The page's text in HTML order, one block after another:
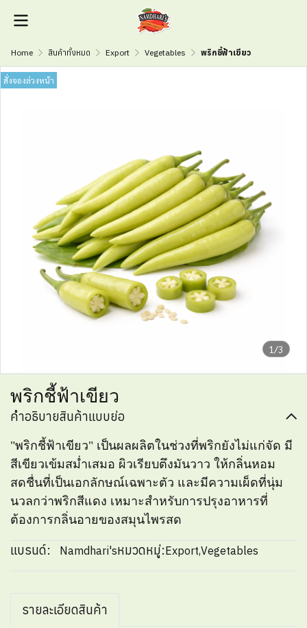
Home สินค้าทั้งหมด Export Vegetables พริกชี้ฟ้าเขียว
1/3
สั่งจองล่วงหน้า
พริกชี้ฟ้าเขียว
คำอธิบายสินค้าแบบย่อ
"พริกชี้ฟ้าเขียว" เป็นผลผลิตในช่วงที่พริกยังไม่แก่จัด มี
สีเขียวเข้มสม่ำเสมอ ผิวเรียบตึงมันวาว ให้กลิ่นหอม
สดชื่นที่เป็นเอกลักษณ์เฉพาะตัว และมีความเผ็ดที่นุ่ม
นวลกว่าพริกสีแดง เหมาะสำหรับการปรุงอาหารที่
ต้องการกลิ่นอายของสมุนไพรสด
แบรนด์: Namdhari'sหมวดหมู่:Export,Vegetables
รายละเอียดสินค้า